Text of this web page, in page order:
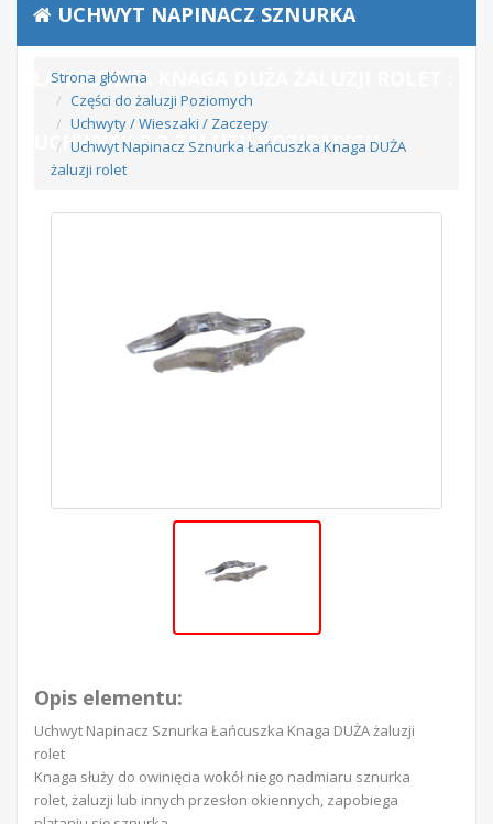
UCHWYT NAPINACZ SZNURKA
ŁAŃCUSZKA KNAGA DUŻA ŻALUZJI ROLET :
UCHWYTY DO ŻALUZJI POZIOMYCH
Strona główna
Części do żaluzji Poziomych
Uchwyty / Wieszaki / Zaczepy
Uchwyt Napinacz Sznurka Łańcuszka Knaga DUŻA
żaluzji rolet
Opis elementu:
Uchwyt Napinacz Sznurka Łańcuszka Knaga DUŻA żaluzji
rolet
Knaga służy do owinięcia wokół niego nadmiaru sznurka
rolet, żaluzji lub innych przesłon okiennych, zapobiega